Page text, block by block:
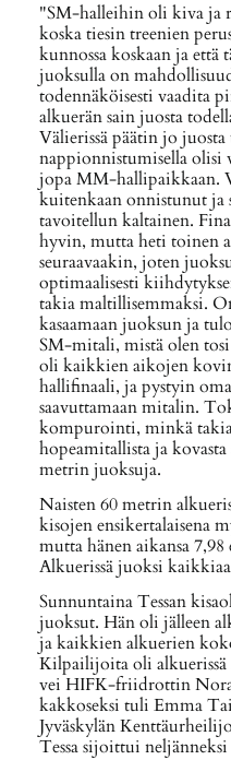
"SM-halleihin oli kiva ja
koska tiesin treenien
kunnossa koskaan ja että
juoksulla on
todennäköisesti vaadita
alkuerän sain juosta
Välierissä päätin jo
nappionnistumisella
jopa MM-hallipaikkaan.
kuitenkaan onnistunut ja
tavoitellun kaltainen.
hyvin, mutta heti toinen
seuraavaakin, joten
optimaalisesti
takia maltillisemmaksi.
kasaamaan juoksun ja
SM-mitali, mistä olen
oli kaikkien aikojen
hallifinaali, ja pystyin
saavuttamaan mitalin.
kompurointi, minkä
hopeamitallista ja kovasta
metrin juoksuja.
Naisten 60 metrin
kisojen ensikertalaisena
mutta hänen aikansa
Alkuerissä juoksi
Sunnuntaina Tessan
juoksut. Hän oli jälleen
ja kaikkien alkuerien
Kilpailijoita oli
vei HIFK-friidrottin Nora
kakkoseksi tuli Emma
Jyväskylän
Tessa sijoittui neljänneksi